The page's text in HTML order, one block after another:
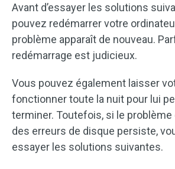
Avant d’essayer les solutions
pouvez redémarrer votre
problème apparaît de nouveau.
redémarrage est judicieux.
Vous pouvez également laisser
fonctionner toute la nuit pour lui
terminer. Toutefois, si le problème
des erreurs de disque persiste,
essayer les solutions suivantes.